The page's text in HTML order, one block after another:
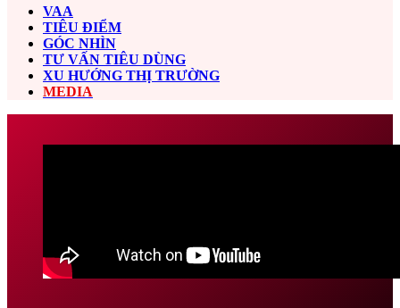
VAA
TIÊU ĐIỂM
GÓC NHÌN
TƯ VẤN TIÊU DÙNG
XU HƯỚNG THỊ TRƯỜNG
MEDIA